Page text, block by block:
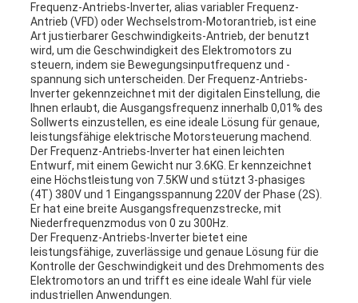
Frequenz-Antriebs-Inverter, alias variabler Frequenz-
Antrieb (VFD) oder Wechselstrom-Motorantrieb, ist eine
Art justierbarer Geschwindigkeits-Antrieb, der benutzt
wird, um die Geschwindigkeit des Elektromotors zu
steuern, indem sie Bewegungsinputfrequenz und -
spannung sich unterscheiden. Der Frequenz-Antriebs-
Inverter gekennzeichnet mit der digitalen Einstellung, die
Ihnen erlaubt, die Ausgangsfrequenz innerhalb 0,01% des
Sollwerts einzustellen, es eine ideale Lösung für genaue,
leistungsfähige elektrische Motorsteuerung machend.
Der Frequenz-Antriebs-Inverter hat einen leichten
Entwurf, mit einem Gewicht nur 3.6KG. Er kennzeichnet
eine Höchstleistung von 7.5KW und stützt 3-phasiges
(4T) 380V und 1 Eingangsspannung 220V der Phase (2S).
Er hat eine breite Ausgangsfrequenzstrecke, mit
Niederfrequenzmodus von 0 zu 300Hz.
Der Frequenz-Antriebs-Inverter bietet eine
leistungsfähige, zuverlässige und genaue Lösung für die
Kontrolle der Geschwindigkeit und des Drehmoments des
Elektromotors an und trifft es eine ideale Wahl für viele
industriellen Anwendungen.